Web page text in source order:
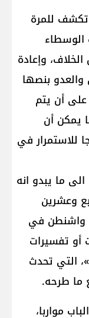
تكشف للمرة
الوسطاء
وإعادة
والعدو بنصها
أن يتم
يمكن أن
للاستمرار في
ما يبدو انه
وعشرين
واشنطن في
أو تفسيرات
التي تحدث
ما طرحه.
مواربا،